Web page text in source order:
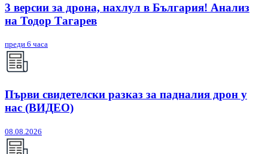
3 версии за дрона, нахлул в България! Анализ
на Тодор Тагарев
преди 6 часа
Първи свидетелски разказ за падналия дрон у
нас (ВИДЕО)
08.08.2026